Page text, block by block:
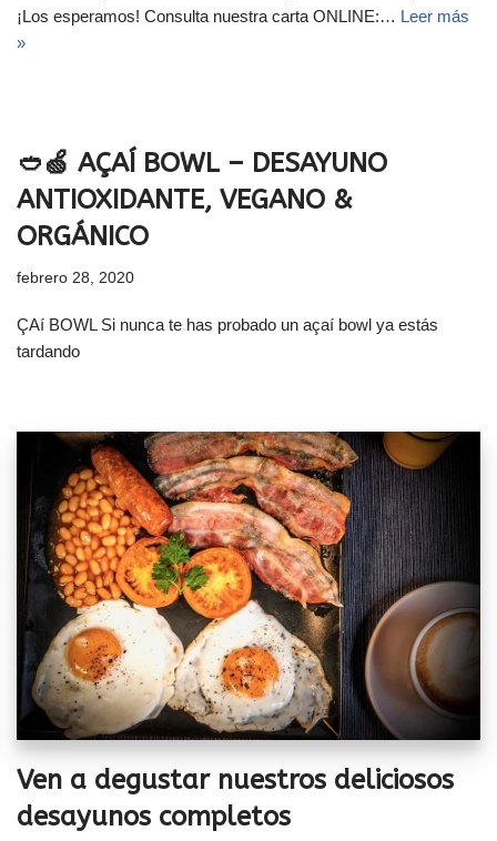
¡Los esperamos! Consulta nuestra carta ONLINE:… Leer más
»
🥙🍏 AÇAÍ BOWL – DESAYUNO
ANTIOXIDANTE, VEGANO &
ORGÁNICO
febrero 28, 2020
ÇAí BOWL Si nunca te has probado un açaí bowl ya estás
tardando
Ven a degustar nuestros deliciosos
desayunos completos